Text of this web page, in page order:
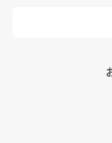
「こんなこと
件、どこまで